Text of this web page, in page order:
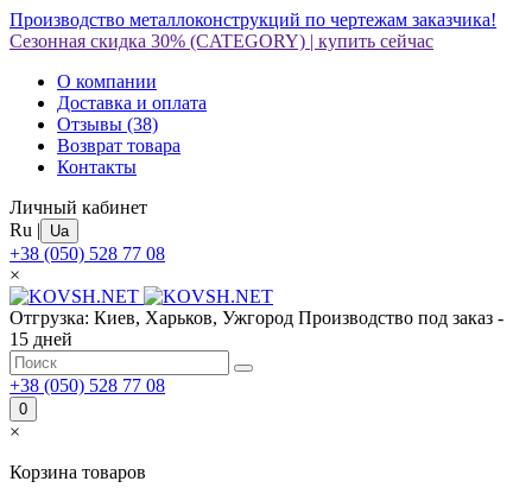
Производство металлоконструкций по чертежам заказчика!
Сезонная скидка 30% (CATEGORY) | купить сейчас
О компании
Доставка и оплата
Отзывы (38)
Возврат товара
Контакты
Личный кабинет
Ru | Ua
+38 (050) 528 77 08
×
Отгрузка: Киев, Харьков, Ужгород Производство под заказ -
15 дней
+38 (050) 528 77 08
0
×
Корзина товаров